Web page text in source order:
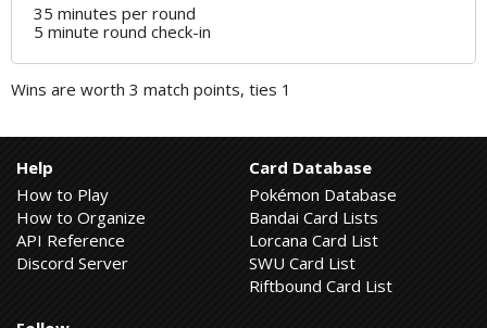
35 minutes per round
5 minute round check-in
Wins are worth 3 match points, ties 1
Help
How to Play
How to Organize
API Reference
Discord Server
Card Database
Pokémon Database
Bandai Card Lists
Lorcana Card List
SWU Card List
Riftbound Card List